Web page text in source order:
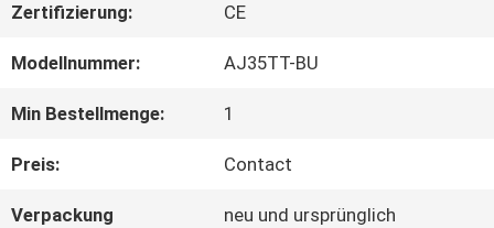
FABRIK
TOUR
Zertifizierung: CE
Modellnummer: AJ35TT-BU
Min Bestellmenge: 1
Preis: Contact
Verpackung
neu und ursprünglich